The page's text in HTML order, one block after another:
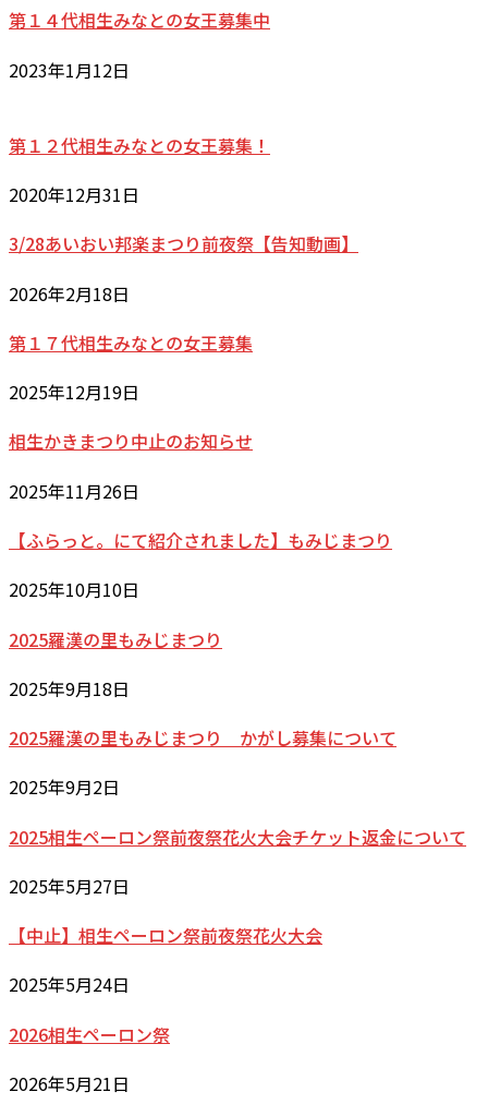
第１４代相生みなとの女王募集中
2023年1月12日
第１２代相生みなとの女王募集！
2020年12月31日
3/28あいおい邦楽まつり前夜祭【告知動画】
2026年2月18日
第１７代相生みなとの女王募集
2025年12月19日
相生かきまつり中止のお知らせ
2025年11月26日
【ふらっと。にて紹介されました】もみじまつり
2025年10月10日
2025羅漢の里もみじまつり
2025年9月18日
2025羅漢の里もみじまつり かがし募集について
2025年9月2日
2025相生ペーロン祭前夜祭花火大会チケット返金について
2025年5月27日
【中止】相生ペーロン祭前夜祭花火大会
2025年5月24日
2026相生ペーロン祭
2026年5月21日